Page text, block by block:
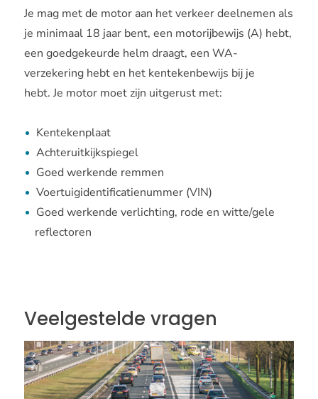
Je mag met de motor aan het verkeer deelnemen als
je minimaal 18 jaar bent, een motorijbewijs (A) hebt,
een goedgekeurde helm draagt, een WA-
verzekering hebt en het kentekenbewijs bij je
hebt. Je motor moet zijn uitgerust met:
Kentekenplaat
Achteruitkijkspiegel
Goed werkende remmen
Voertuigidentificatienummer (VIN)
Goed werkende verlichting, rode en witte/gele
reflectoren
Veelgestelde vragen